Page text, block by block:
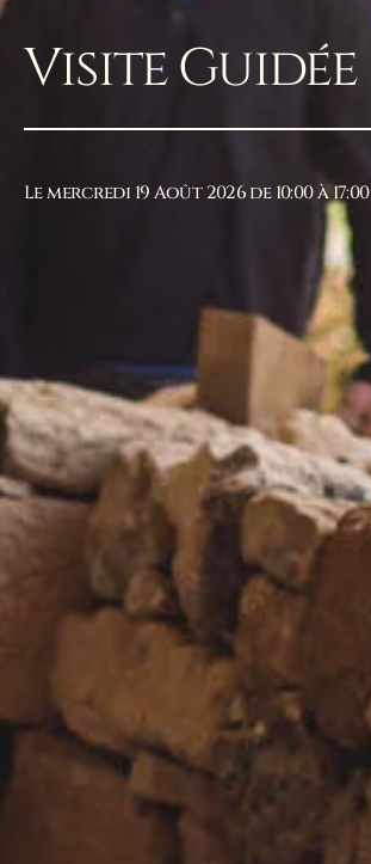
Visite Guidée
Le mercredi 19 Août 2026 de 10:00 à 17:00